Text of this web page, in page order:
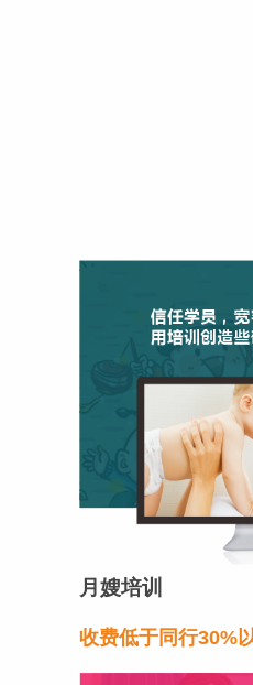
月嫂培训
收费低于同行30%